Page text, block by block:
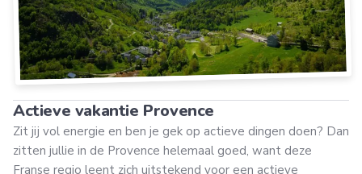
Actieve vakantie Provence
Zit jij vol energie en ben je gek op actieve dingen doen? Dan
zitten jullie in de Provence helemaal goed, want deze
Franse regio leent zich uitstekend voor een actieve